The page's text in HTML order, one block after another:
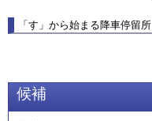
「す」から始まる降車停留所
候補